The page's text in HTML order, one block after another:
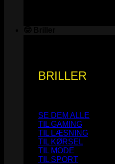
BRILLER
SE DEM ALLE
TIL GAMING
TIL LÆSNING
TIL KØRSEL
TIL MODE
TIL SPORT